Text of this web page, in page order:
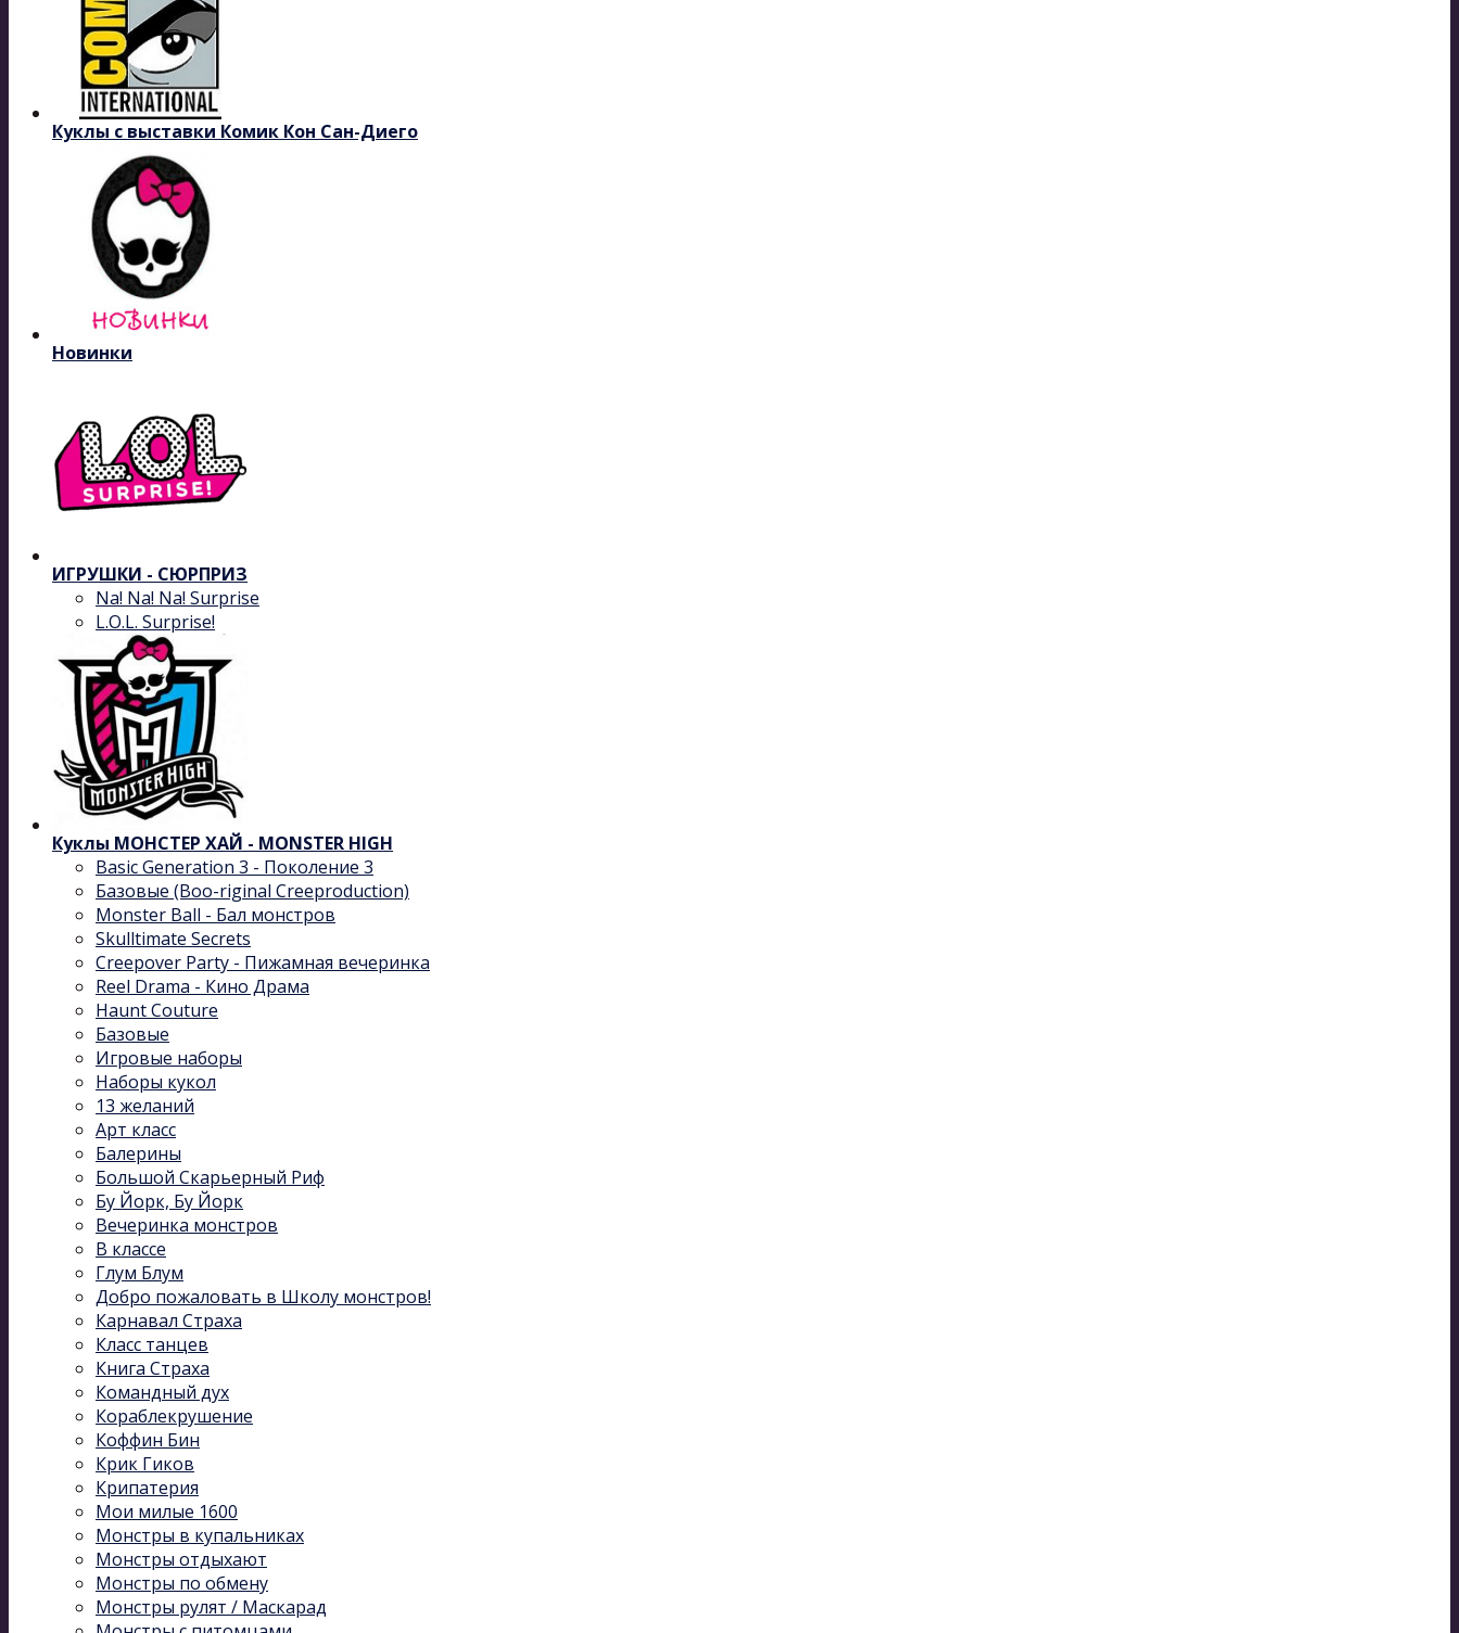
Куклы с выставки Комик Кон Сан-Диего
Новинки
ИГРУШКИ - СЮРПРИЗ
Na! Na! Na! Surprise
L.O.L. Surprise!
Куклы МОНСТЕР ХАЙ - MONSTER HIGH
Basic Generation 3 - Поколение 3
Базовые (Boo-riginal Creeproduction)
Monster Ball - Бал монстров
Skulltimate Secrets
Creepover Party - Пижамная вечеринка
Reel Drama - Кино Драма
Haunt Couture
Базовые
Игровые наборы
Наборы кукол
13 желаний
Арт класс
Балерины
Большой Скарьерный Риф
Бу Йорк, Бу Йорк
Вечеринка монстров
В классе
Глум Блум
Добро пожаловать в Школу монстров!
Карнавал Cтраха
Класс танцев
Книга Страха
Командный дух
Кораблекрушение
Коффин Бин
Крик Гиков
Крипатерия
Мои милые 1600
Монстры в купальниках
Монстры отдыхают
Монстры по обмену
Монстры рулят / Маскарад